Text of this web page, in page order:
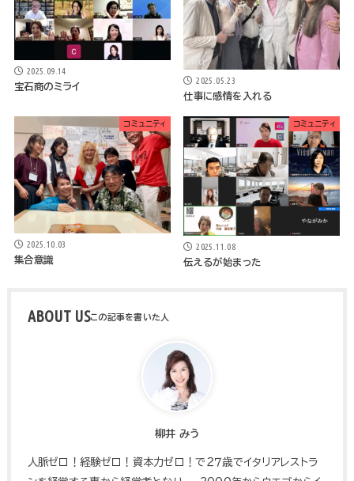
2025.09.14
宝石商のミライ
2025.05.23
仕事に感情を入れる
コミュニティ
2025.10.03
集合意識
コミュニティ
2025.11.08
伝えるが始まった
ABOUT US
柳井 みう
人脈ゼロ！経験ゼロ！資本力ゼロ！で２７歳でイタリアレストラ